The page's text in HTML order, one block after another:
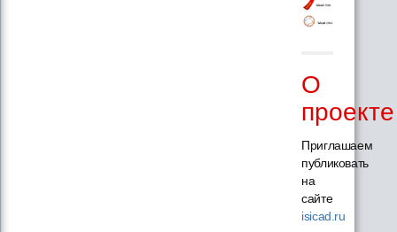
О
проекте
Приглашаем
публиковать
на
сайте
isicad.ru